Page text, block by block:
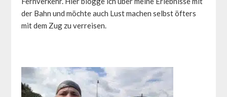
der Bahn und möchte auch Lust machen selbst öfters
mit dem Zug zu verreisen.